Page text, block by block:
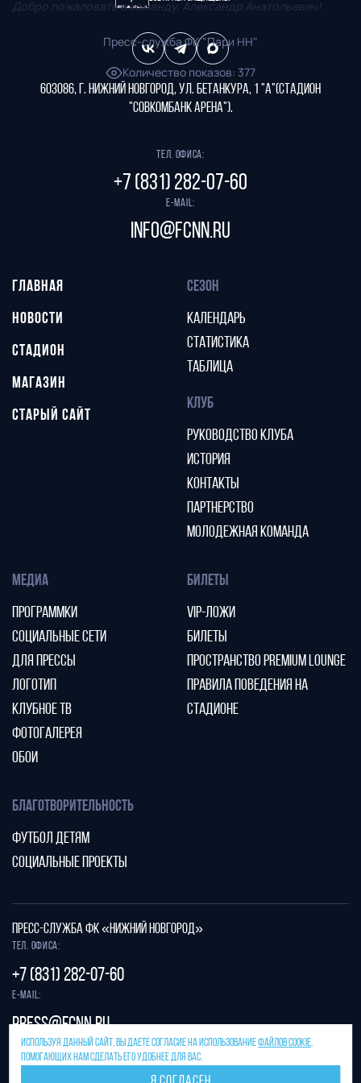
Добро пожаловать в команду, Александр Анатольевич!
Пресс-служба ФК "Пари НН"
Количество показов: 377
603086, г. Нижний Новгород, ул. Бетанкура, 1 "А"(стадион
"СОВКОМБАНК АРЕНА").
Тел. офиса:
+7 (831) 282-07-60
E-mail:
info@fcnn.ru
ГЛАВНАЯ
НОВОСТИ
СТАДИОН
МАГАЗИН
СТАРЫЙ САЙТ
СЕЗОН
КАЛЕНДАРЬ
СТАТИСТИКА
ТАБЛИЦА
КЛУБ
РУКОВОДСТВО КЛУБА
ИСТОРИЯ
КОНТАКТЫ
ПАРТНЕРСТВО
МОЛОДЕЖНАЯ КОМАНДА
МЕДИА
ПРОГРАММКИ
СОЦИАЛЬНЫЕ СЕТИ
ДЛЯ ПРЕССЫ
ЛОГОТИП
КЛУБНОЕ ТВ
ФОТОГАЛЕРЕЯ
ОБОИ
БИЛЕТЫ
VIP-ЛОЖИ
БИЛЕТЫ
ПРОСТРАНСТВО PREMIUM LOUNGE
ПРАВИЛА ПОВЕДЕНИЯ НА
СТАДИОНЕ
БЛАГОТВОРИТЕЛЬНОСТЬ
ФУТБОЛ ДЕТЯМ
СОЦИАЛЬНЫЕ ПРОЕКТЫ
Защита от спама reCAPTCHA.
Конфиденциальностьиусловия использования
ПРЕСС-СЛУЖБА ФК «НИЖНИЙ НОВГОРОД»
Тел. офиса:
+7 (831) 282-07-60
E-mail:
press@fcnn.ru
ИСПОЛЬЗУЯ ДАННЫЙ САЙТ, ВЫ ДАЕТЕ СОГЛАСИЕ НА ИСПОЛЬЗОВАНИЕФАЙЛОВ COOKIE,
ПОМОГАЮЩИХ НАМ СДЕЛАТЬ ЕГО УДОБНЕЕ ДЛЯ ВАС.